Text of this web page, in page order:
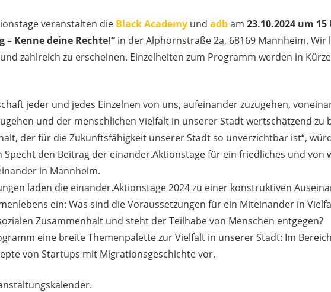
veranstalten die Black Academy und adbam 23.10.2024 um 15
– Kenne deine Rechte!“ in der Alphornstraße 2a, 68169 Mannheim. Wir
zahlreich zu erscheinen. Einzelheiten zum Programm werden in
jeder und jedes Einzelnen von uns, aufeinander zuzugehen,
und der menschlichen Vielfalt in unserer Stadt wertschätzend zu
der für die Zukunftsfähigkeit unserer Stadt so unverzichtbar ist“,
den Beitrag der einander.Aktionstage für ein friedliches und von
in Mannheim.
laden die einander.Aktionstage 2024 zu einer konstruktiven
ein: Was sind die Voraussetzungen für ein Miteinander in
Zusammenhalt und steht der Teilhabe von Menschen entgegen?
eine breite Themenpalette zur Vielfalt in unserer Stadt: Im
von Startups mit Migrationsgeschichte vor.